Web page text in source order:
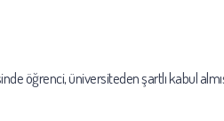
öğrenci, üniversiteden şartlı kabul